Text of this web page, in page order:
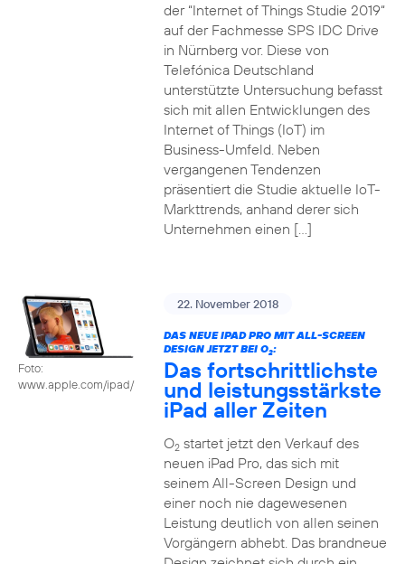
der “Internet of Things Studie 2019“
auf der Fachmesse SPS IDC Drive
in Nürnberg vor. Diese von
Telefónica Deutschland
unterstützte Untersuchung befasst
sich mit allen Entwicklungen des
Internet of Things (IoT) im
Business-Umfeld. Neben
vergangenen Tendenzen
präsentiert die Studie aktuelle IoT-
Markttrends, anhand derer sich
Unternehmen einen […]
Foto:
www.apple.com/ipad/
22. November 2018
DAS NEUE IPAD PRO MIT ALL-SCREEN
DESIGN JETZT BEI O2:
Das fortschrittlichste
und leistungsstärkste
iPad aller Zeiten
O2startet jetzt den Verkauf des
neuen iPad Pro, das sich mit
seinem All-Screen Design und
einer noch nie dagewesenen
Leistung deutlich von allen seinen
Vorgängern abhebt. Das brandneue